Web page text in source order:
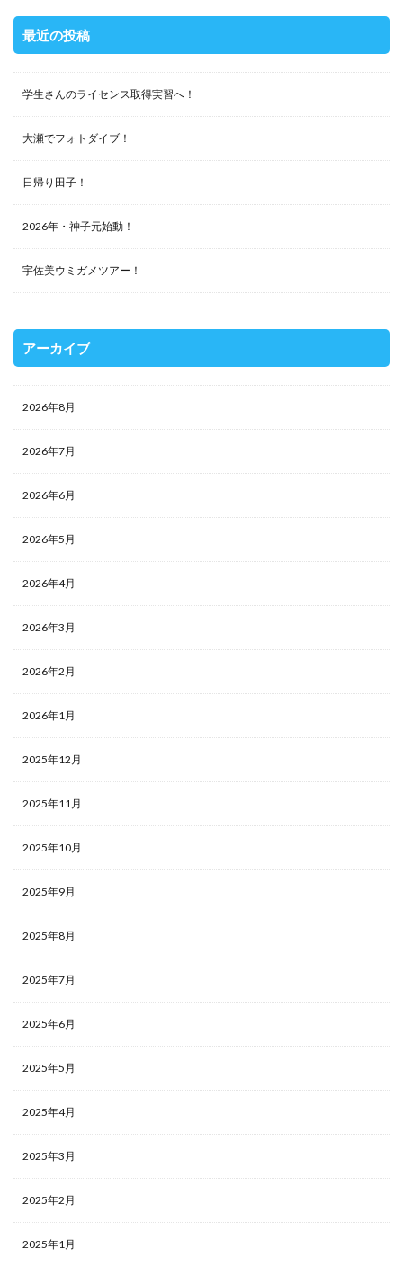
最近の投稿
学生さんのライセンス取得実習へ！
大瀬でフォトダイブ！
日帰り田子！
2026年・神子元始動！
宇佐美ウミガメツアー！
アーカイブ
2026年8月
2026年7月
2026年6月
2026年5月
2026年4月
2026年3月
2026年2月
2026年1月
2025年12月
2025年11月
2025年10月
2025年9月
2025年8月
2025年7月
2025年6月
2025年5月
2025年4月
2025年3月
2025年2月
2025年1月